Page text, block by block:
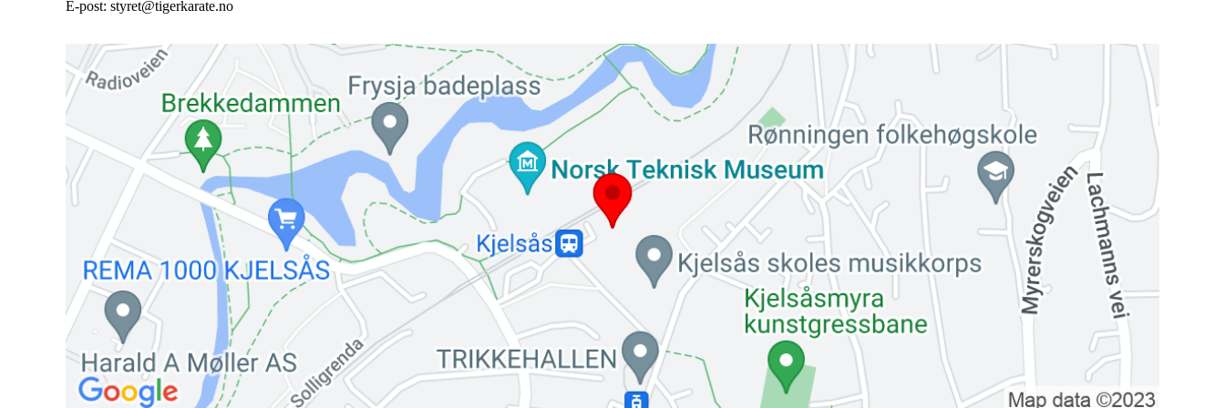
E-post: styret@tigerkarate.no